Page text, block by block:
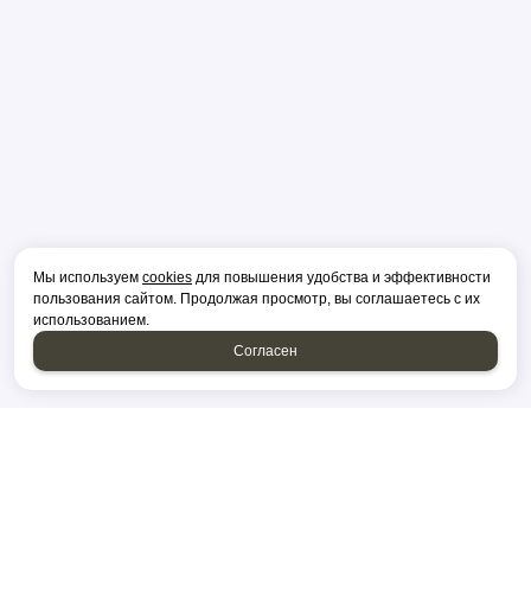
Мы используем cookies для повышения удобства и эффективности
пользования сайтом. Продолжая просмотр, вы соглашаетесь с их
использованием.
Согласен